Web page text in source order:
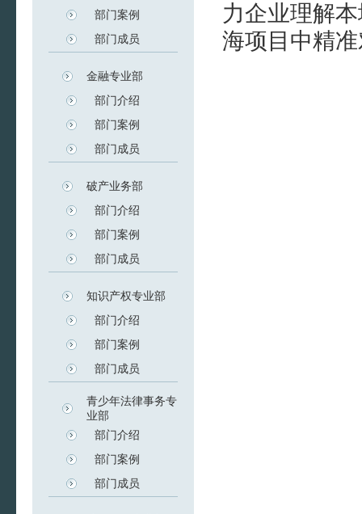
部门案例
部门成员
金融专业部
部门介绍
部门案例
部门成员
破产业务部
部门介绍
部门案例
部门成员
知识产权专业部
部门介绍
部门案例
部门成员
青少年法律事务专
业部
部门介绍
部门案例
部门成员
力企业理解
海项目中精